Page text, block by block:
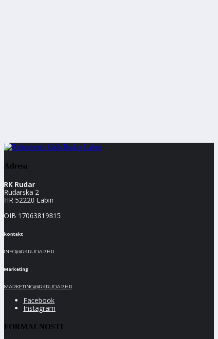
Adresa
RK Rudar
Rudarska 2
HR 52220 Labin
OIB 17063819815
kontakt
INFO@RKRUDAR.HR
Marketing
MARKETING@RKRUDAR.HR
Facebook
Instagram
FORMALNOSTI